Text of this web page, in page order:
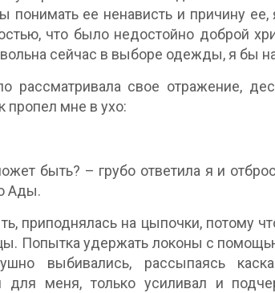
понимать ее ненависть и причину
что было недостойно доброй
сейчас в выборе одежды, я бы
рассматривала свое отражение,
пропел мне в ухо:
быть? – грубо ответила я и
Ады.
приподнялась на цыпочки, потому
Попытка удержать локоны с
выбивались, рассыпаясь
для меня, только усиливал и